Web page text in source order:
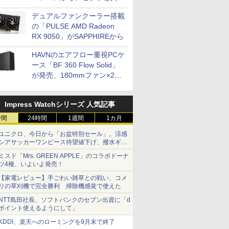
開発
デュアルファンクーラー搭載
の「PULSE AMD Radeon
RX 9050」がSAPPHIREから
HAVNのエアフロー重視PCケ
ース「BF 360 Flow Solid」
が発売、180mmファン×2搭
Impress Watchシリーズ 人気記事
24時間 1週間 1カ月
ニクロ、今日から「お盆特別セール」。涼感
アサッカーワンピース待望値下げ、撥水ギア
ョーツは1990円に
スド「Mrs. GREEN APPLE」のコラボドーナ
4種、いよいよ発売！
家電レビュー】手ごわい雑草との戦い、コメ
の草刈機で完全勝利 掃除機感覚で使えた
島田社長、ソフトバンクのセブン出資に「d
イント使えるようにして」
、楽天へのローミングを9月末で終了